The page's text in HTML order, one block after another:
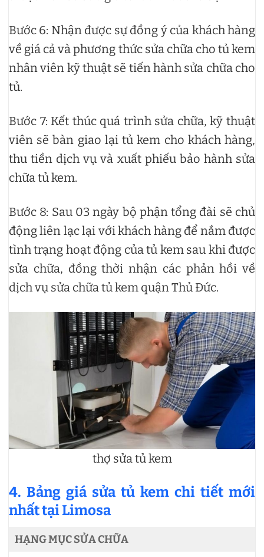
Bước 6: Nhận được sự đồng ý của khách hàng
về giá cả và phương thức sửa chữa cho tủ kem
nhân viên kỹ thuật sẽ tiến hành sửa chữa cho
tủ.
Bước 7: Kết thúc quá trình sửa chữa, kỹ thuật
viên sẽ bàn giao lại tủ kem cho khách hàng,
thu tiền dịch vụ và xuất phiếu bảo hành sửa
chữa tủ kem.
Bước 8: Sau 03 ngày bộ phận tổng đài sẽ chủ
động liên lạc lại với khách hàng để nắm được
tình trạng hoạt động của tủ kem sau khi được
sửa chữa, đồng thời nhận các phản hồi về
dịch vụ sửa chữa tủ kem quận Thủ Đức.
thợ sửa tủ kem
4. Bảng giá sửa tủ kem chi tiết mới
nhất tại Limosa
HẠNG MỤC SỬA CHỮA